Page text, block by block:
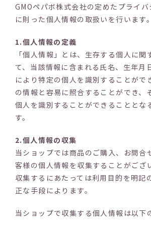
GMOペパボ株式会社の定めたプライ
に則った個人情報の取扱いを行います。
1.個人情報の定義
「個人情報」とは、生存する個人に関
て、当該情報に含まれる氏名、生年月
により特定の個人を識別することがで
の情報と容易に照合することができ、
個人を識別することができることとな
す。
2.個人情報の収集
当ショップでは商品のご購入、お問合
客様の個人情報を収集することがござ
収集するにあたっては利用目的を明記
正な手段によります。
当ショップで収集する個人情報は以下